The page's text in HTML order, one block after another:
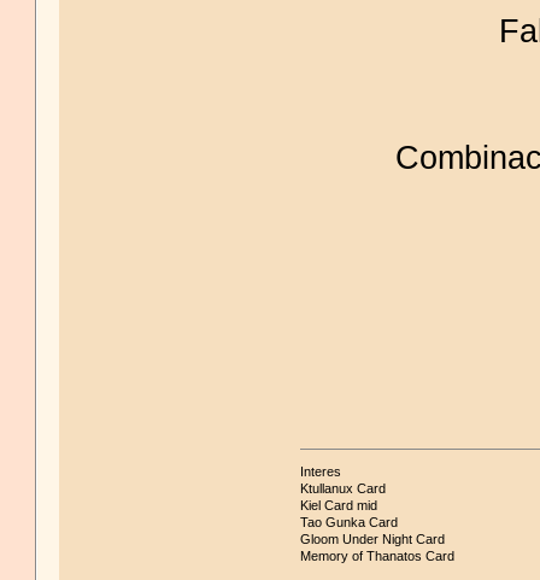
Interes
Ktullanux Card
Kiel Card mid
Tao Gunka Card
Gloom Under Night Card
Memory of Thanatos Card